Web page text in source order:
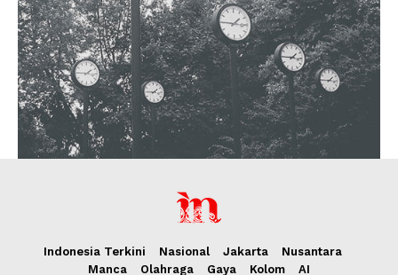
Indonesia Terkini Nasional Jakarta
Nusantara
Manca
Olahraga Gaya Kolom AI